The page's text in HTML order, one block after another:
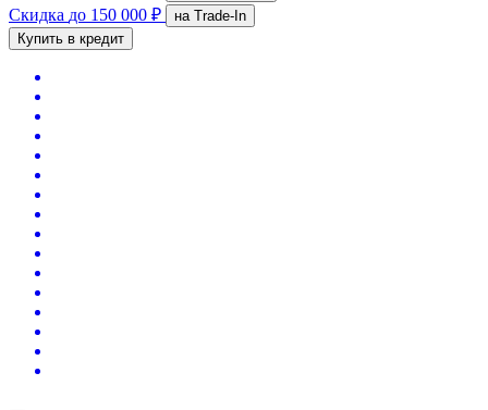
Скидка до 150 000 ₽
на Trade-In
Купить в кредит